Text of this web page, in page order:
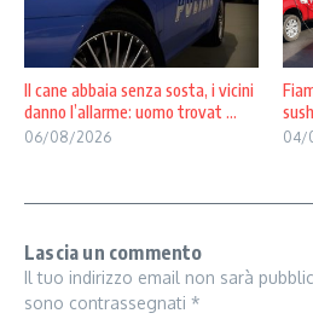
Il cane abbaia senza sosta, i vicini
danno l’allarme: uomo trovat ...
06/08/2026 04/
Lascia un commento
Il tuo indirizzo email non sarà
sono contrassegnati *